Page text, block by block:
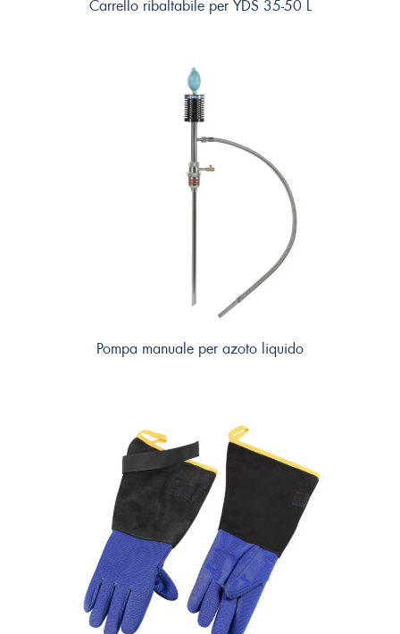
Carrello ribaltabile per YDS 35-50 L
Pompa manuale per azoto liquido